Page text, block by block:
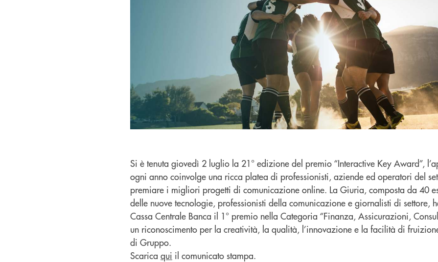
Si è tenuta giovedì 2 luglio la 21° edizione del premio “Interactive Key Award”,
ogni anno coinvolge una ricca platea di professionisti, aziende ed operatori del
premiare i migliori progetti di comunicazione online. La Giuria, composta da 40
delle nuove tecnologie, professionisti della comunicazione e giornalisti di settore,
Cassa Centrale Banca il 1° premio nella Categoria “Finanza, Assicurazioni,
un riconoscimento per la creatività, la qualità, l’innovazione e la facilità di
di Gruppo.
Scarica qui il comunicato stampa.